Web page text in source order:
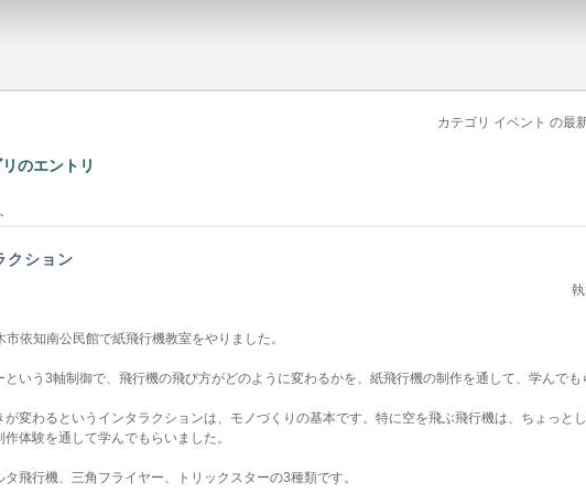
カテゴリ イベント の最
のエントリ
クション
依知南公民館で紙飛行機教室をやりました。
という3軸制御で、飛行機の飛び方がどのように変わるかを、紙飛行機の制作を通して、学んでも
が変わるというインタラクションは、モノづくりの基本です。特に空を飛ぶ飛行機は、ちょっと
体験を通して学んでもらいました。
飛行機、三角フライヤー、トリックスターの3種類です。